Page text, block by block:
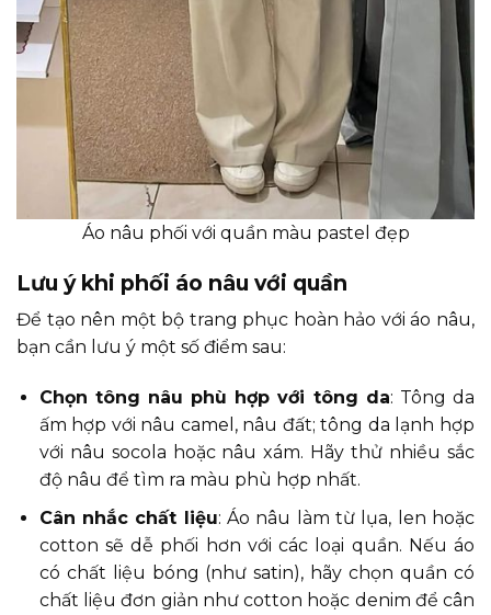
Áo nâu phối với quần màu pastel đẹp
Lưu ý khi phối áo nâu với quần
Để tạo nên một bộ trang phục hoàn hảo với áo nâu,
bạn cần lưu ý một số điểm sau:
Chọn tông nâu phù hợp với tông da: Tông da
ấm hợp với nâu camel, nâu đất; tông da lạnh hợp
với nâu socola hoặc nâu xám. Hãy thử nhiều sắc
độ nâu để tìm ra màu phù hợp nhất.
Cân nhắc chất liệu: Áo nâu làm từ lụa, len hoặc
cotton sẽ dễ phối hơn với các loại quần. Nếu áo
có chất liệu bóng (như satin), hãy chọn quần có
chất liệu đơn giản như cotton hoặc denim để cân